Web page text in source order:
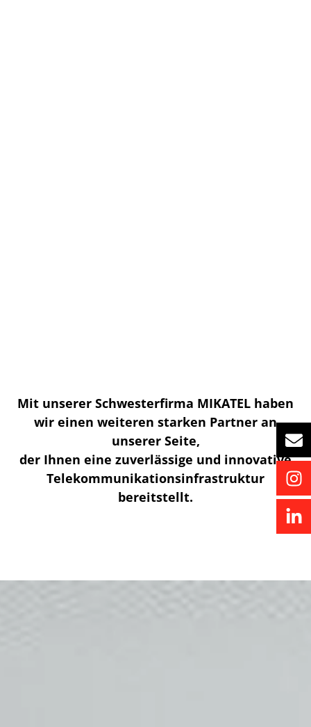
Mit unserer Schwesterfirma MIKATEL haben
wir einen weiteren starken Partner an
unserer Seite,
der Ihnen eine zuverlässige und innovative
Telekommunikationsinfrastruktur
bereitstellt.